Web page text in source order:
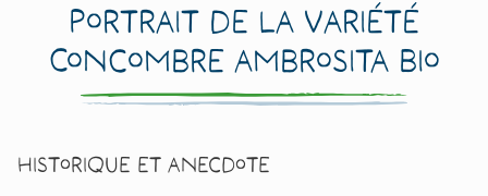
Portrait de la variété
Concombre Ambrosita Bio
Historique et anecdote